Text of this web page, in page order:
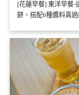
[花蓮早餐] 東洋早餐-
餅，搭配6種醬料真